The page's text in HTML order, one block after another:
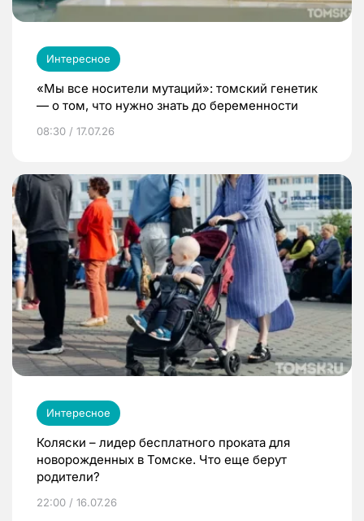
Интересное
«Мы все носители мутаций»: томский генетик
— о том, что нужно знать до беременности
08:30 / 17.07.26
Интересное
Коляски – лидер бесплатного проката для
новорожденных в Томске. Что еще берут
родители?
22:00 / 16.07.26